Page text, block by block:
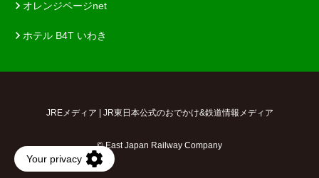
オレンジページnet
ホテル B4T いわき
JREメディア | JR東日本公式のおでかけ&鉄道情報メディア
© East Japan Railway Company